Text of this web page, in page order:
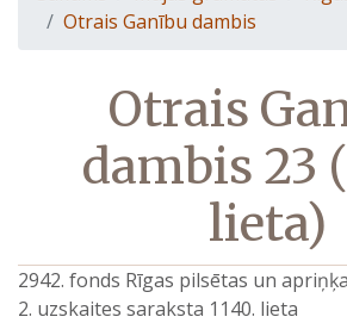
Otrais Ganību dambis
Otrais
dambis 23
lieta)
2942. fonds Rīgas pilsētas un
2. uzskaites saraksta 1140. lieta